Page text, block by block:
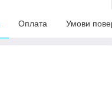
Оплата Умови